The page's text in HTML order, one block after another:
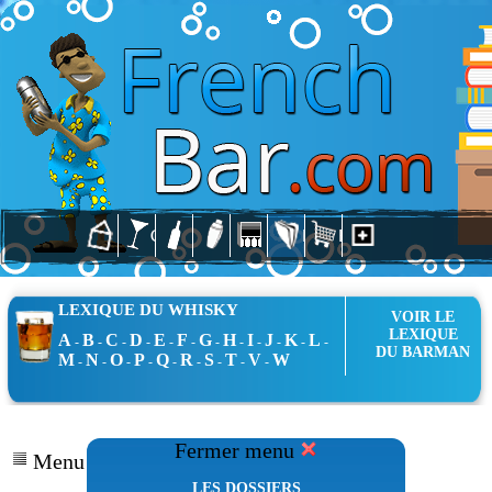
LEXIQUE DU WHISKY
A - B - C - D - E - F - G - H- I - J - K- L -
M - N - O - P - Q - R - S - T - V - W
VOIR LE
LEXIQUE
DU BARMAN
Fermer menu
LES DOSSIERS
Menu Dossiers